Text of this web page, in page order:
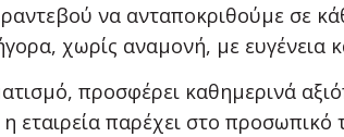
να ανταποκριθούμε σε
χωρίς αναμονή, με ευγένεια
προσφέρει καθημερινά
εταιρεία παρέχει στο προσωπικό